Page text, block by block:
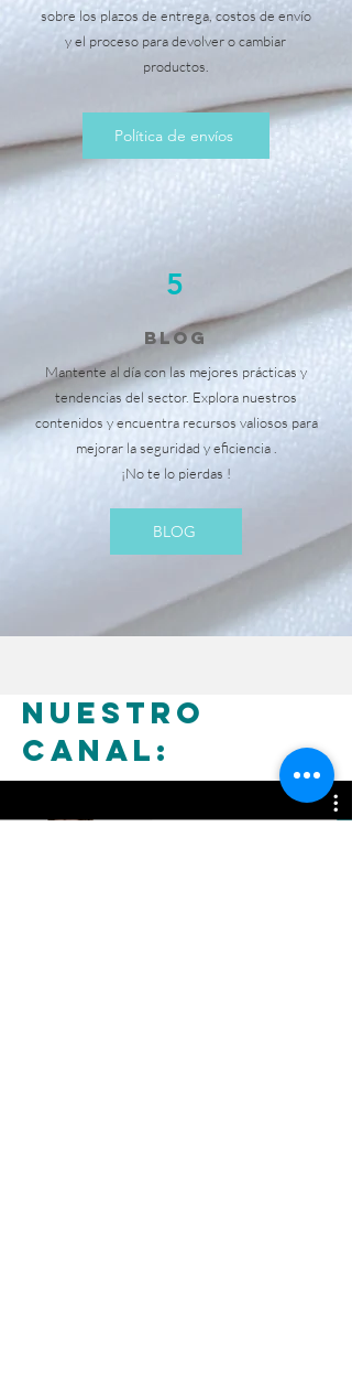
sobre los plazos de entrega, costos de envío
y el proceso para devolver o cambiar
productos.
Política de envíos
5
BLOG
Mantente al día con las mejores prácticas y
tendencias del sector. Explora nuestros
contenidos y encuentra recursos valiosos para
mejorar la seguridad y eficiencia .
¡No te lo pierdas !
BLOG
NUESTRO
CANAL: